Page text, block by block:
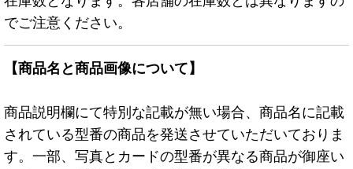
でご注意ください。
【商品名と商品画像について】
商品説明欄にて特別な記載が無い場合、商品名に記載
されている型番の商品を発送させていただいておりま
す。一部、写真とカードの型番が異なる商品が御座い